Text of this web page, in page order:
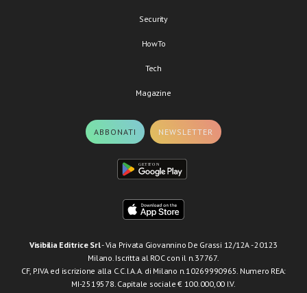
Security
HowTo
Tech
Magazine
ABBONATI NEWSLETTER
Visibilia Editrice Srl- Via Privata Giovannino De Grassi 12/12A - 20123
Milano. Iscritta al ROC con il n.37767.
CF, P.IVA ed iscrizione alla C.C.I.A.A. di Milano n.10269990965. Numero REA:
MI-2519578. Capitale sociale € 100.000,00 I.V.